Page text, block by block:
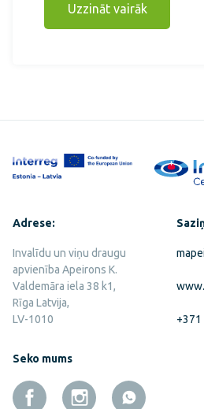
Uzzināt vairāk
Adrese:
Invalīdu un viņu draugu
apvienība Apeirons K.
Valdemāra iela 38 k1,
Rīga Latvija,
LV-1010
Seko mums